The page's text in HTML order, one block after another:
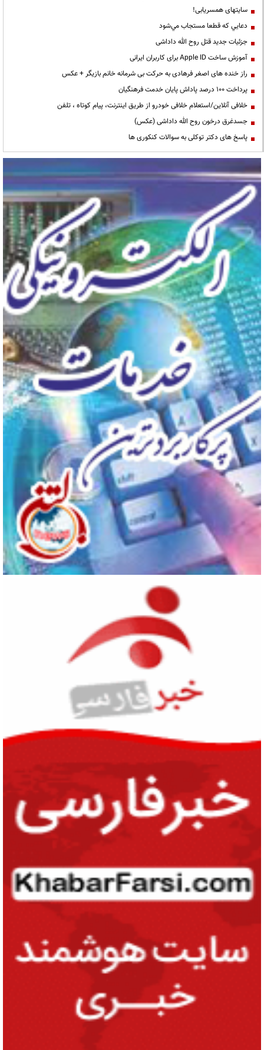
سایتهای همسریابی!
دعايي كه قطعا مستجاب مي‌شود
جزئیات جدید قتل روح الله داداشی
آموزش ساخت Apple ID برای کاربران ایرانی
راز خنده های اصغر فرهادی به حرکت بی شرمانه خانم بازیگر + عکس
پرداخت ۱۰۰ درصد پاداش پایان خدمت فرهنگیان
خلافی آنلاین/استعلام خلافی خودرو از طریق اینترنت، پیام کوتاه ، تلفن
جسدغرق درخون روح الله داداشی (عکس)
پاسخ های دکتر توکلی به سوالات کنکوری ها